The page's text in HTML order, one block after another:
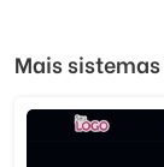
Mais